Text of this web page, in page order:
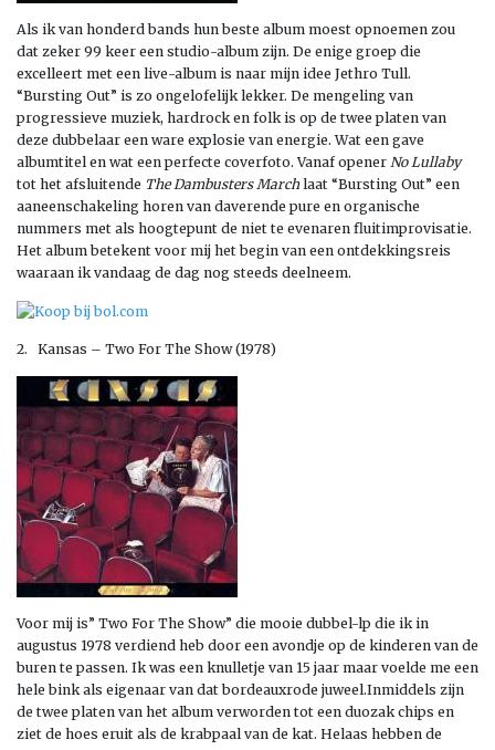
Als ik van honderd bands hun beste album moest opnoemen zou
dat zeker 99 keer een studio-album zijn. De enige groep die
excelleert met een live-album is naar mijn idee Jethro Tull.
“Bursting Out” is zo ongelofelijk lekker. De mengeling van
progressieve muziek, hardrock en folk is op de twee platen van
deze dubbelaar een ware explosie van energie. Wat een gave
albumtitel en wat een perfecte coverfoto. Vanaf opener No Lullaby
tot het afsluitende The Dambusters Marchlaat “Bursting Out” een
aaneenschakeling horen van daverende pure en organische
nummers met als hoogtepunt de niet te evenaren fluitimprovisatie.
Het album betekent voor mij het begin van een ontdekkingsreis
waaraan ik vandaag de dag nog steeds deelneem.
2. Kansas – Two For The Show (1978)
Voor mij is” Two For The Show” die mooie dubbel-lp die ik in
augustus 1978 verdiend heb door een avondje op de kinderen van de
buren te passen. Ik was een knulletje van 15 jaar maar voelde me een
hele bink als eigenaar van dat bordeauxrode juweel.Inmiddels zijn
de twee platen van het album verworden tot een duozak chips en
ziet de hoes eruit als de krabpaal van de kat. Helaas hebben de